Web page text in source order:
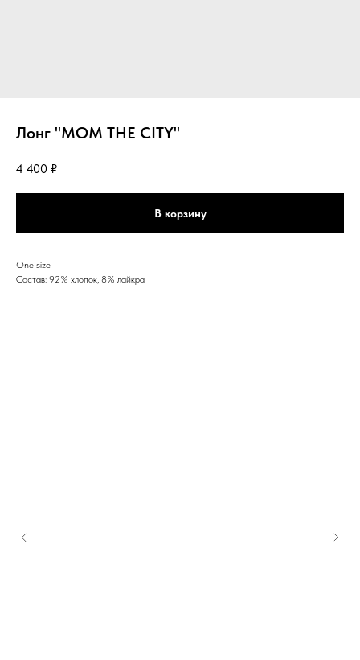
Лонг "MOM THE CITY"
4 400 ₽
В корзину
One size
Состав: 92% хлопок, 8% лайкра